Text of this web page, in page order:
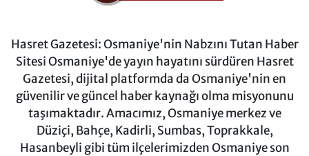
Hasret Gazetesi: Osmaniye'nin Nabzını Tutan Haber
Sitesi Osmaniye'de yayın hayatını sürdüren Hasret
Gazetesi, dijital platformda da Osmaniye'nin en
güvenilir ve güncel haber kaynağı olma misyonunu
taşımaktadır. Amacımız, Osmaniye merkez ve
Düziçi, Bahçe, Kadirli, Sumbas, Toprakkale,
Hasanbeyli gibi tüm ilçelerimizden Osmaniye son